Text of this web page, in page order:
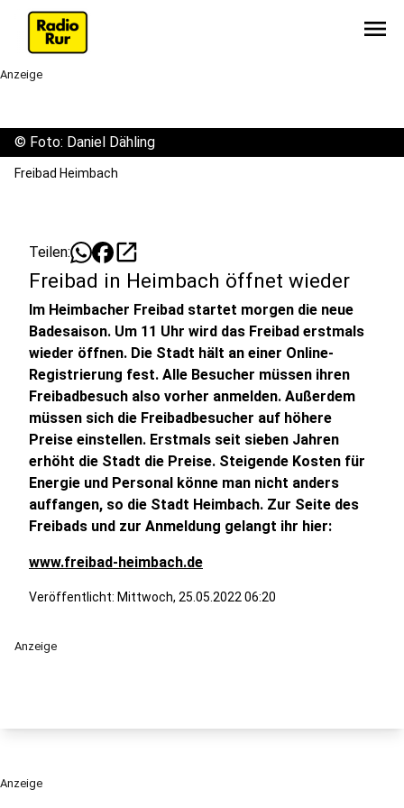
menu
Anzeige
© Foto: Daniel Dähling
Freibad Heimbach
Teilen: open_in_new
Freibad in Heimbach öffnet wieder
Im Heimbacher Freibad startet morgen die neue
Badesaison. Um 11 Uhr wird das Freibad erstmals
wieder öffnen. Die Stadt hält an einer Online-
Registrierung fest. Alle Besucher müssen ihren
Freibadbesuch also vorher anmelden. Außerdem
müssen sich die Freibadbesucher auf höhere
Preise einstellen. Erstmals seit sieben Jahren
erhöht die Stadt die Preise. Steigende Kosten für
Energie und Personal könne man nicht anders
auffangen, so die Stadt Heimbach. Zur Seite des
Freibads und zur Anmeldung gelangt ihr hier:
www.freibad-heimbach.de
Veröffentlicht: Mittwoch, 25.05.2022 06:20
Anzeige
Anzeige